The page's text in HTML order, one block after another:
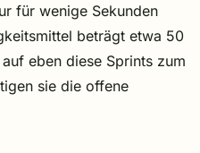
für wenige Sekunden
beträgt etwa 50
eben diese Sprints zum
sie die offene